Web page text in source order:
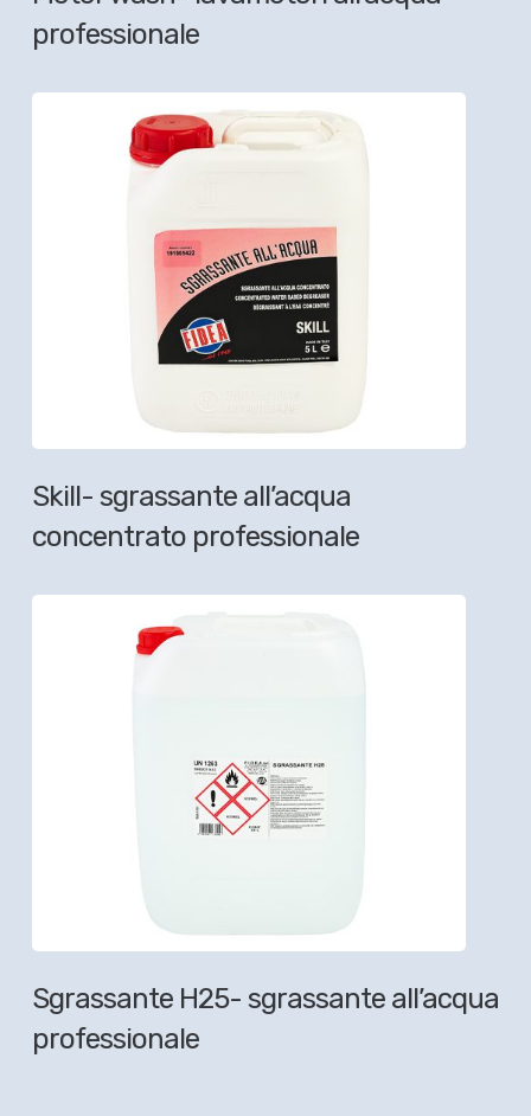
professionale
Skill- sgrassante all’acqua
concentrato professionale
Sgrassante H25- sgrassante all’acqua
professionale